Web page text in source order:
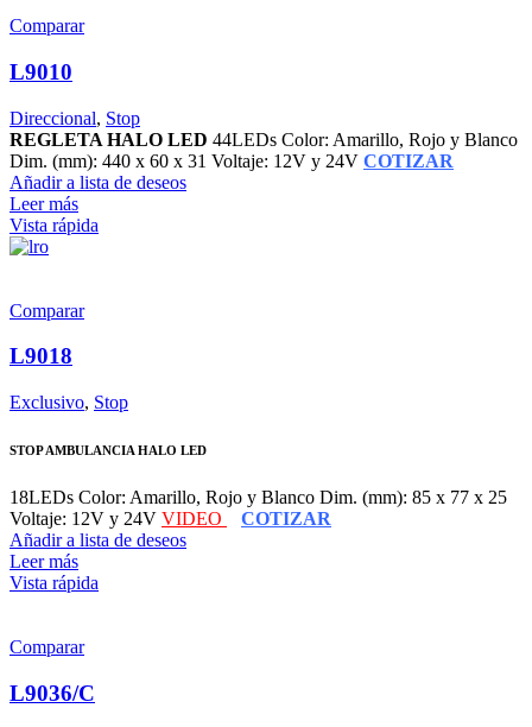
Comparar
L9010
Direccional, Stop
REGLETA HALO LED 44LEDs Color: Amarillo, Rojo y Blanco
Dim. (mm): 440 x 60 x 31 Voltaje: 12V y 24V COTIZAR
Añadir a lista de deseos
Leer más
Vista rápida
Comparar
L9018
Exclusivo, Stop
STOP AMBULANCIA HALO LED
18LEDs Color: Amarillo, Rojo y Blanco Dim. (mm): 85 x 77 x 25
Voltaje: 12V y 24V VIDEO
COTIZAR
Añadir a lista de deseos
Leer más
Vista rápida
Comparar
L9036/C